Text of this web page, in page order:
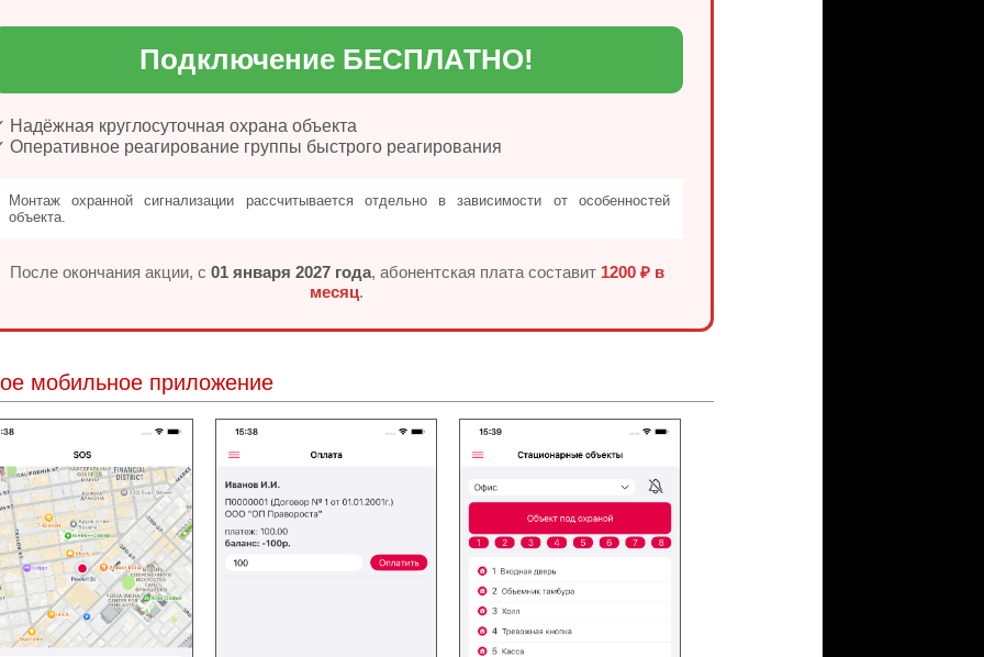
Подключение БЕСПЛАТНО!
Надёжная круглосуточная охрана объекта
Оперативное реагирование группы быстрого реагирования
Монтаж охранной сигнализации рассчитывается отдельно в зависимости от особенностей
объекта.
После окончания акции, с 01 января 2027 года, абонентская плата составит 1200 ₽ в
месяц.
мобильное приложение